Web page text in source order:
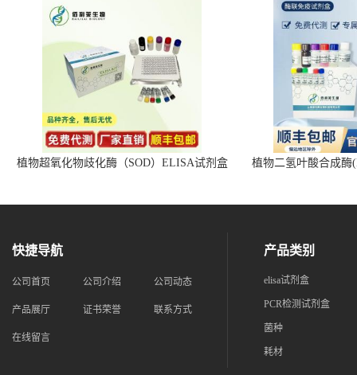
植物超氧化物歧化酶（SOD）ELISA试剂盒 植物二氢叶酸合成酶
快捷导航
公司首页 公司介绍 公司动态
产品展厅 证书荣誉 联系方式
在线留言
产品类别
elisa试剂盒
PCR检测试剂盒
菌种
耗材